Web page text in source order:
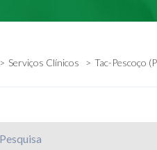
Serviços Clínicos Tac-Pescoço